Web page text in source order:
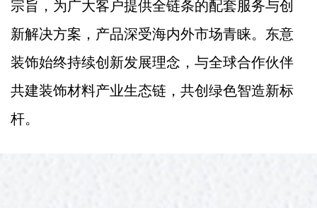
宗旨，为广大客户提供全链条的配套服务与创
新解决方案，产品深受海内外市场青睐。东意
装饰始终持续创新发展理念，与全球合作伙伴
共建装饰材料产业生态链，共创绿色智造新标
杆。